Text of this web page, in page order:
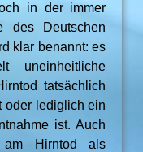
in der immer
des Deutschen
klar benannt: es
uneinheitliche
tatsächlich
oder lediglich ein
ist. Auch
Hirntod als